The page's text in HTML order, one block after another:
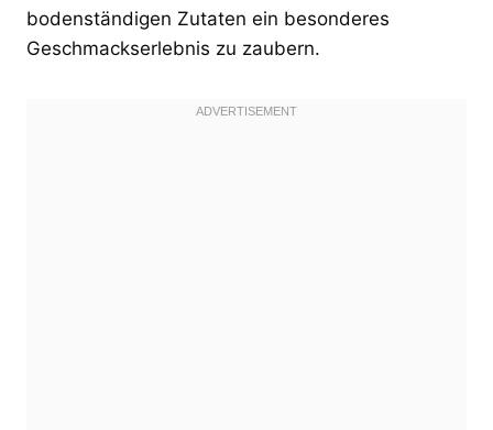
bodenständigen Zutaten ein besonderes
Geschmackserlebnis zu zaubern.